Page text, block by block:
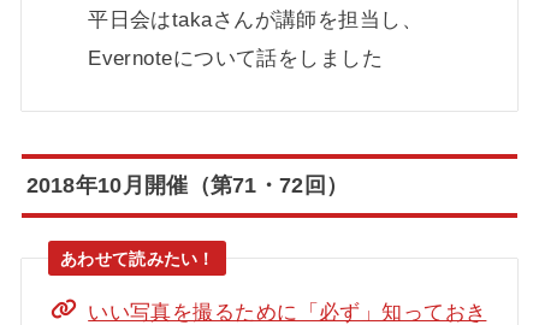
平日会はtakaさんが講師を担当し、
Evernoteについて話をしました
2018年10月開催（第71・72回）
いい写真を撮るために「必ず」知っておき